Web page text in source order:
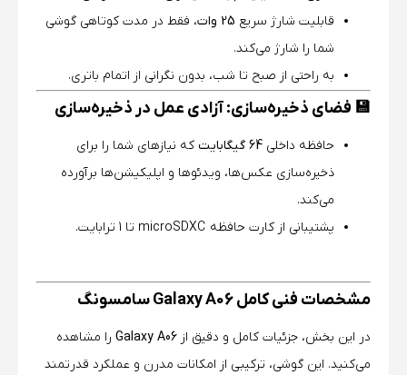
قابلیت شارژ سریع 25 وات
، فقط در مدت کوتاهی گوشی
شما را شارژ می‌کند.
به راحتی از صبح تا شب، بدون نگرانی از اتمام باتری.
💾 فضای ذخیره‌سازی: آزادی عمل در ذخیره‌سازی
حافظه داخلی 64 گیگابایت
که نیازهای شما را برای
ذخیره‌سازی عکس‌ها، ویدئوها و اپلیکیشن‌ها برآورده
می‌کند.
پشتیبانی از کارت حافظه microSDXC تا 1 ترابایت.
مشخصات فنی کامل Galaxy A06 سامسونگ
در این بخش، جزئیات کامل و دقیق از Galaxy A06 را مشاهده
می‌کنید. این گوشی، ترکیبی از امکانات مدرن و عملکرد قدرتمند